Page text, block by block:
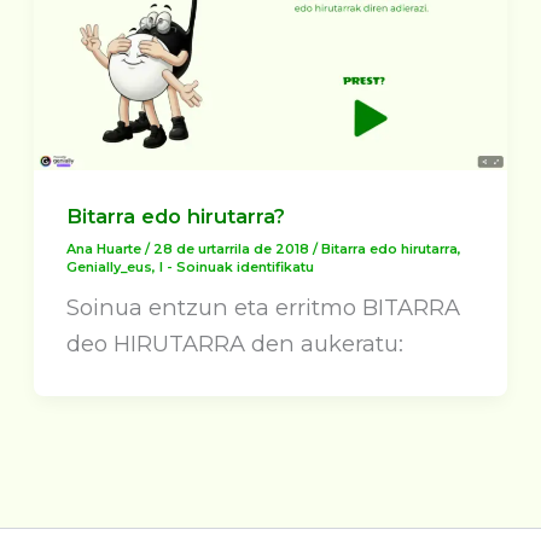
Bitarra edo hirutarra?
Ana Huarte/ 28 de urtarrila de 2018/Bitarra edo hirutarra,
Genially_eus,I - Soinuak identifikatu
Soinua entzun eta erritmo BITARRA
deo HIRUTARRA den aukeratu: